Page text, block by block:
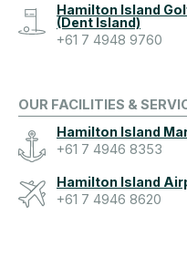
Hamilton Island
(Dent Island)
+61 7 4948 9760
OUR FACILITIES &
Hamilton Island
+61 7 4946 8353
Hamilton Island
+61 7 4946 8620